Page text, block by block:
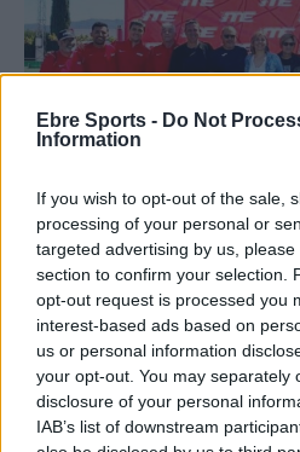
Ebre Sports - Do Not
Information
If you wish to opt-out of the sale,
processing of your personal or
targeted advertising by us,
section to confirm your selection.
opt-out request is processed you
interest-based ads based on
us or personal information
your opt-out. You may separately
disclosure of your personal
IAB’s list of downstream
Futbol Base
Finalitza amb èxit la
l’International Terres de
(ITE)
Redacció abril 8, 2026